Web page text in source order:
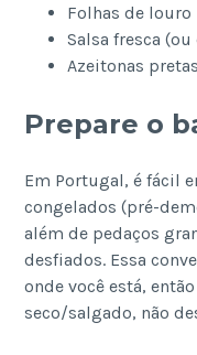
Folhas de louro
Salsa fresca
Azeitonas
Prepare o
Em Portugal, é fácil
congelados (pré-
além de pedaços
desfiados. Essa
onde você está,
seco/salgado, não